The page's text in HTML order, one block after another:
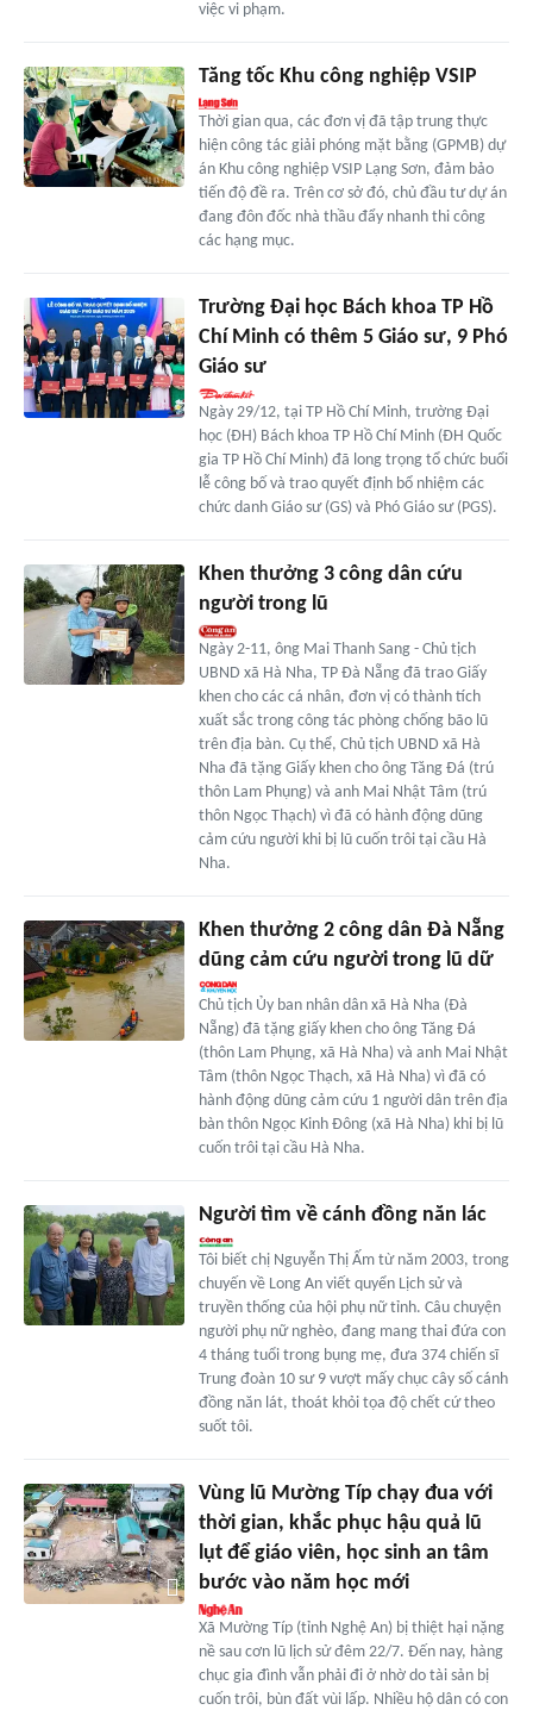
việc vi phạm.
Tăng tốc Khu công nghiệp VSIP
Thời gian qua, các đơn vị đã tập trung thực
hiện công tác giải phóng mặt bằng (GPMB) dự
án Khu công nghiệp VSIP Lạng Sơn, đảm bảo
tiến độ đề ra. Trên cơ sở đó, chủ đầu tư dự án
đang đôn đốc nhà thầu đẩy nhanh thi công
các hạng mục.
Trường Đại học Bách khoa TP Hồ
Chí Minh có thêm 5 Giáo sư, 9 Phó
Giáo sư
Ngày 29/12, tại TP Hồ Chí Minh, trường Đại
học (ĐH) Bách khoa TP Hồ Chí Minh (ĐH Quốc
gia TP Hồ Chí Minh) đã long trọng tổ chức buổi
lễ công bố và trao quyết định bổ nhiệm các
chức danh Giáo sư (GS) và Phó Giáo sư (PGS).
Khen thưởng 3 công dân cứu
người trong lũ
Ngày 2-11, ông Mai Thanh Sang - Chủ tịch
UBND xã Hà Nha, TP Đà Nẵng đã trao Giấy
khen cho các cá nhân, đơn vị có thành tích
xuất sắc trong công tác phòng chống bão lũ
trên địa bàn. Cụ thể, Chủ tịch UBND xã Hà
Nha đã tặng Giấy khen cho ông Tăng Đá (trú
thôn Lam Phụng) và anh Mai Nhật Tâm (trú
thôn Ngọc Thạch) vì đã có hành động dũng
cảm cứu người khi bị lũ cuốn trôi tại cầu Hà
Nha.
Khen thưởng 2 công dân Đà Nẵng
dũng cảm cứu người trong lũ dữ
Chủ tịch Ủy ban nhân dân xã Hà Nha (Đà
Nẵng) đã tặng giấy khen cho ông Tăng Đá
(thôn Lam Phụng, xã Hà Nha) và anh Mai Nhật
Tâm (thôn Ngọc Thạch, xã Hà Nha) vì đã có
hành động dũng cảm cứu 1 người dân trên địa
bàn thôn Ngọc Kinh Đông (xã Hà Nha) khi bị lũ
cuốn trôi tại cầu Hà Nha.
Người tìm về cánh đồng năn lác
Tôi biết chị Nguyễn Thị Ấm từ năm 2003, trong
chuyến về Long An viết quyển Lịch sử và
truyền thống của hội phụ nữ tỉnh. Câu chuyện
người phụ nữ nghèo, đang mang thai đứa con
4 tháng tuổi trong bụng mẹ, đưa 374 chiến sĩ
Trung đoàn 10 sư 9 vượt mấy chục cây số cánh
đồng năn lát, thoát khỏi tọa độ chết cứ theo
suốt tôi.
Vùng lũ Mường Típ chạy đua với
thời gian, khắc phục hậu quả lũ
lụt để giáo viên, học sinh an tâm
bước vào năm học mới
Xã Mường Típ (tỉnh Nghệ An) bị thiệt hại nặng
nề sau cơn lũ lịch sử đêm 22/7. Đến nay, hàng
chục gia đình vẫn phải đi ở nhờ do tài sản bị
cuốn trôi, bùn đất vùi lấp. Nhiều hộ dân có con